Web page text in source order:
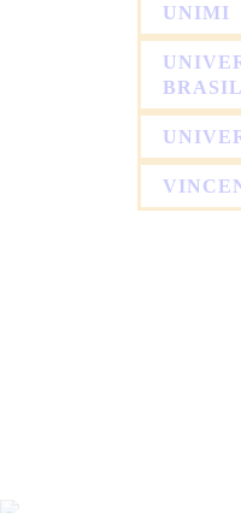
UNIMI